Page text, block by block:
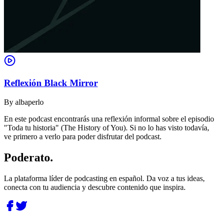
Reflexión Black Mirror
By albaperlo
En este podcast encontrarás una reflexión informal sobre el episodio
"Toda tu historia" (The History of You). Si no lo has visto todavía,
ve primero a verlo para poder disfrutar del podcast.
Poderato.
La plataforma líder de podcasting en español. Da voz a tus ideas,
conecta con tu audiencia y descubre contenido que inspira.